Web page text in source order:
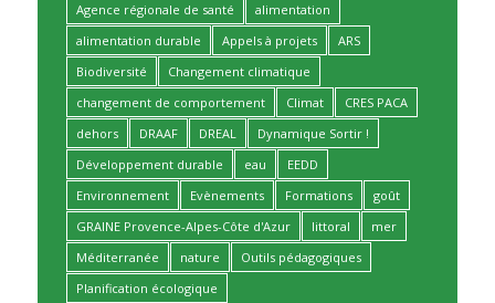
Agence régionale de santé
alimentation
alimentation durable
Appels à projets
ARS
Biodiversité
Changement climatique
changement de comportement
Climat
CRES PACA
dehors
DRAAF DREAL
Dynamique Sortir !
Développement durable
eau
EEDD
Environnement
Evènements Formations
goût
GRAINE Provence-Alpes-Côte d'Azur
littoral
mer
Méditerranée
nature
Outils pédagogiques
Planification écologique